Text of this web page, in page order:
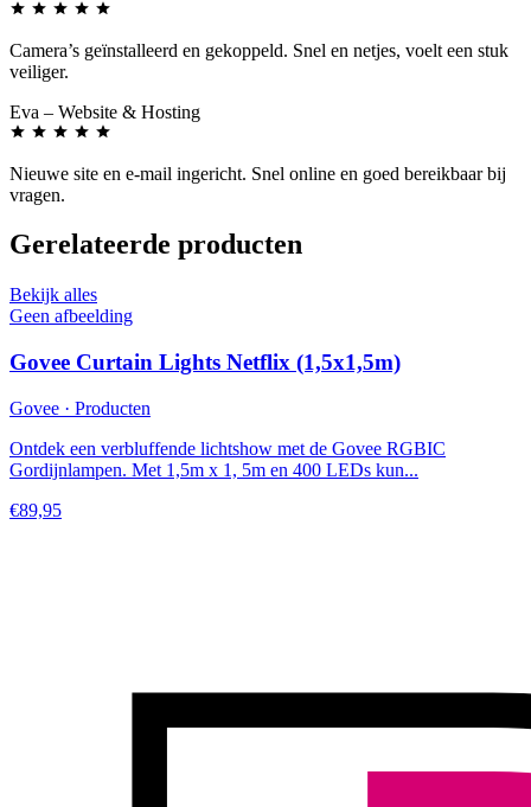
Camera’s geïnstalleerd en gekoppeld. Snel en netjes, voelt een stuk
veiliger.
Eva – Website & Hosting
Nieuwe site en e-mail ingericht. Snel online en goed bereikbaar bij
vragen.
Gerelateerde producten
Bekijk alles
Geen afbeelding
Govee Curtain Lights Netflix (1,5x1,5m)
Govee · Producten
Ontdek een verbluffende lichtshow met de Govee RGBIC
Gordijnlampen. Met 1,5m x 1, 5m en 400 LEDs kun...
€89,95